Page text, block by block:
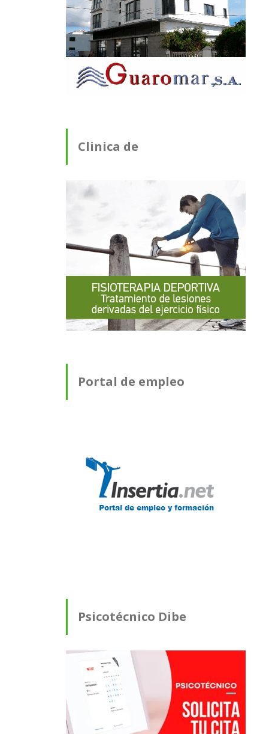
Clinica de
Fisioterapia
Portal de empleo
Psicotécnico Dibe